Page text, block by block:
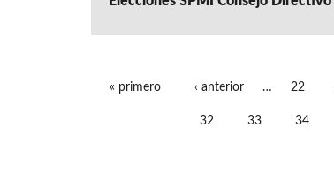
« primero ‹ anterior … 22
32 33 34